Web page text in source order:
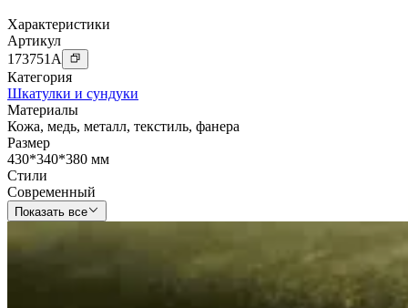
Характеристики
Артикул
173751 A
Категория
Шкатулки и сундуки
Материалы
Кожа, медь, металл, текстиль, фанера
Размер
430*340*380 мм
Стили
Современный
Показать все